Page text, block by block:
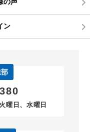
ン
曜日、水曜日